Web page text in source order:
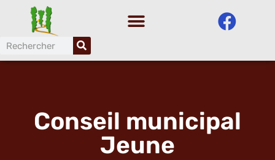
au
contenu
Conseil municipal
Jeune